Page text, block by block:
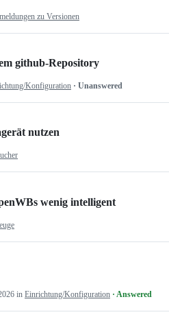
zu Versionen
github-Repository
Konfiguration · Unanswered
nutzen
wenig intelligent
in Einrichtung/Konfiguration · Answered